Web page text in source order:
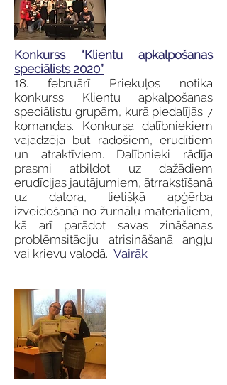
Konkurss “Klientu apkalpošanas
speciālists 2020”
18. februārī Priekuļos notika
konkurss Klientu apkalpošanas
speciālistu grupām, kurā piedalījās 7
komandas. Konkursa dalībniekiem
vajadzēja būt radošiem, erudītiem
un atraktīviem. Dalībnieki rādīja
prasmi atbildot uz dažādiem
erudīcijas jautājumiem, ātrrakstīšanā
uz datora, lietišķā apģērba
izveidošanā no žurnālu materiāliem,
kā arī parādot savas zināšanas
problēmsitāciju atrisināšanā angļu
vai krievu valodā. Vairāk